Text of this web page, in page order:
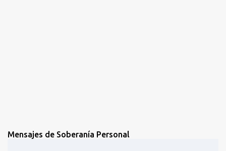
Mensajes de Soberanía Personal